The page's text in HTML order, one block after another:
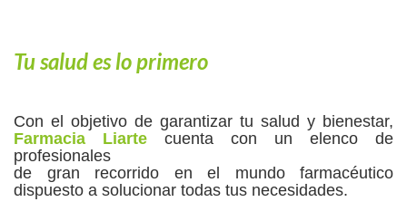
Tu salud es lo primero
Con el objetivo de garantizar tu salud y bienestar,
Farmacia Liarte cuenta con un elenco de
profesionales
de gran recorrido en el mundo farmacéutico
dispuesto a solucionar todas tus necesidades.